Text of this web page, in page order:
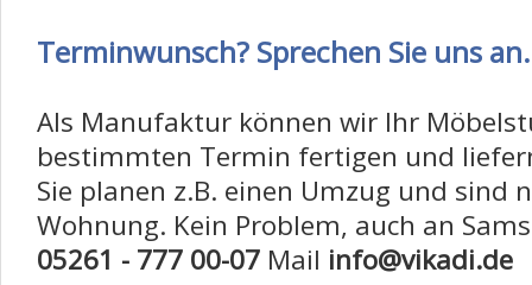
Terminwunsch? Sprechen Sie uns an.
Als Manufaktur können wir Ihr
bestimmten Termin fertigen und
Sie planen z.B. einen Umzug und sind
Wohnung. Kein Problem, auch an
05261 - 777 00-07 Mail info@vikadi.de